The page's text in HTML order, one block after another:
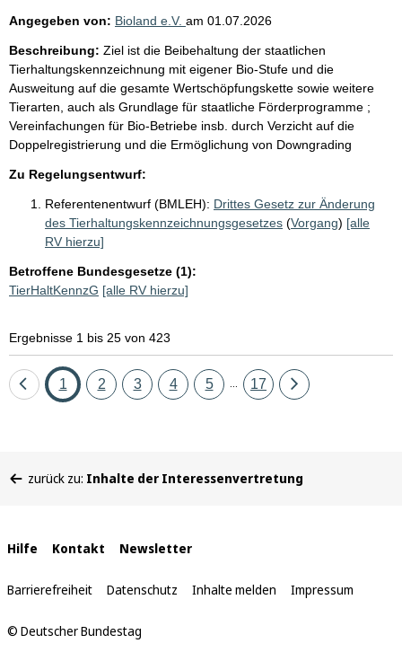
Angegeben von: Bioland e.V. am 01.07.2026
Beschreibung: Ziel ist die Beibehaltung der staatlichen
Tierhaltungskennzeichnung mit eigener Bio-Stufe und die
Ausweitung auf die gesamte Wertschöpfungskette sowie weitere
Tierarten, auch als Grundlage für staatliche Förderprogramme ;
Vereinfachungen für Bio-Betriebe insb. durch Verzicht auf die
Doppelregistrierung und die Ermöglichung von Downgrading
Zu Regelungsentwurf:
Referentenentwurf (BMLEH): Drittes Gesetz zur Änderung
des Tierhaltungskennzeichnungsgesetzes (Vorgang) [alle
RV hierzu]
Betroffene Bundesgesetze (1):
TierHaltKennzG [alle RV hierzu]
Ergebnisse 1 bis 25 von 423
EineSeite
1 Seite
2 Seite
3 Seite
4 Seite
5 Seite
17
Eine
befinden
zurück zu: Inhalte der Interessenvertretung
Interne
Links
Hilfe Kontakt Newsletter
Barrierefreiheit Datenschutz Inhalte melden Impressum
© Deutscher Bundestag